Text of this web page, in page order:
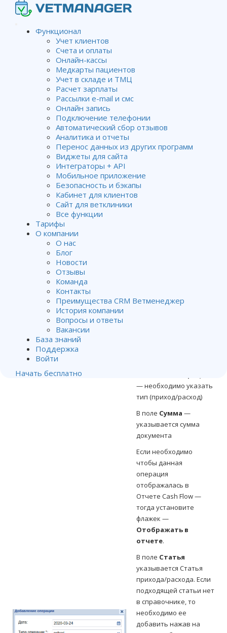
Функционал
Учет клиентов
Счета и оплаты
Онлайн-кассы
Медкарты пациентов
Учет в складе и ТМЦ
Расчет зарплаты
Рассылки e-mail и смс
Онлайн запись
Подключение телефонии
Автоматический сбор отзывов
Аналитика и отчеты
Перенос данных из других программ
Виджеты для сайта
Интеграторы + API
Мобильное приложение
Безопасность и бэкапы
Кабинет для клиентов
Сайт для ветклиники
Все функции
Тарифы
О компании
О нас
Блог
Новости
Отзывы
Команда
Контакты
Преимущества CRM Ветменеджер
История компании
Вопросы и ответы
Вакансии
База знаний
Поддержка
Войти
Начать бесплатно
Модуль Финансы
Отчеты и графики из базы данных клиники
Модуль Финансы
Модуль финансы
финансовое состояние
клиники
— необходимо указать
тип (приход/расход)
В поле Сумма —
указывается сумма
документа
Если необходимо
чтобы данная
операция
отображалась в
Отчете Cash Flow —
тогда установите
флажек —
Отображать в
отчете.
В поле Статья
указывается Статья
прихода/расхода. Если
подходящей статьи нет
в справочнике, то
необходимо ее
добавить нажав на